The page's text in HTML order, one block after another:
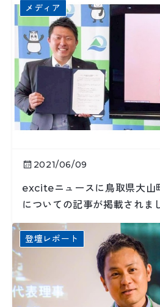
メディア
2021/06/09
exciteニュースに鳥取県大山
についての記事が掲載されま
登壇レポート